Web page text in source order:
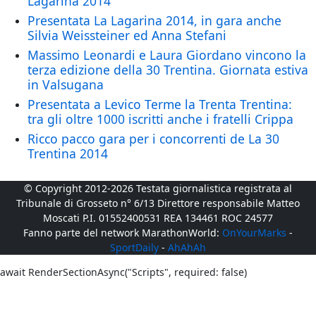
Presentata La Lagarina 2014, in gara anche
Silvia Weissteiner ed Anna Stefani
Massimo Leonardi e Laura Giordano vincono la
terza edizione della 30 Trentina. Giornata estiva
in Valsugana
Presentata a Levico Terme la Trenta Trentina:
tra gli oltre 1000 iscritti anche i fratelli Crippa
Ricco pacco gara per i concorrenti de La 30
Trentina 2014
© Copyright 2012-2026 Testata giornalistica registrata al
Tribunale di Grosseto n° 6/13 Direttore responsabile Matteo
Moscati P.I. 01552400531 REA 134461 ROC 24577
Fanno parte del network MarathonWorld: OnYourMarks -
SportDaily - AhAhAh
await RenderSectionAsync("Scripts", required: false)